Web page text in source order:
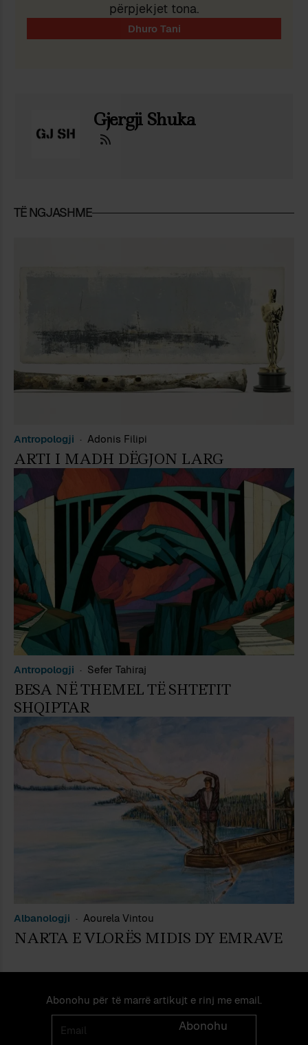
përpjekjet tona.
Gjergji Shuka
TË NGJASHME
Antropologji Adonis Filipi
ARTI I MADH DËGJON LARG
Antropologji Sefer Tahiraj
BESA NË THEMEL TË SHTETIT
SHQIPTAR
Albanologji Aourela Vintou
NARTA E VLORËS MIDIS DY EMRAVE
Abonohu për të marrë artikujt e rinj me email.
Email
Abonohu